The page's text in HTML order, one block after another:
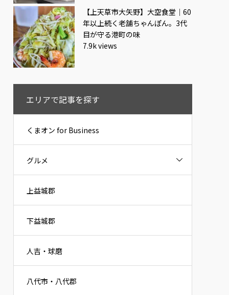
【上天草市大矢野】大空食堂｜60
年以上続く老舗ちゃんぽん。3代
目が守る港町の味
7.9k views
エリアで記事を探す
くまオン for Business
グルメ
上益城郡
下益城郡
人吉・球磨
八代市・八代郡